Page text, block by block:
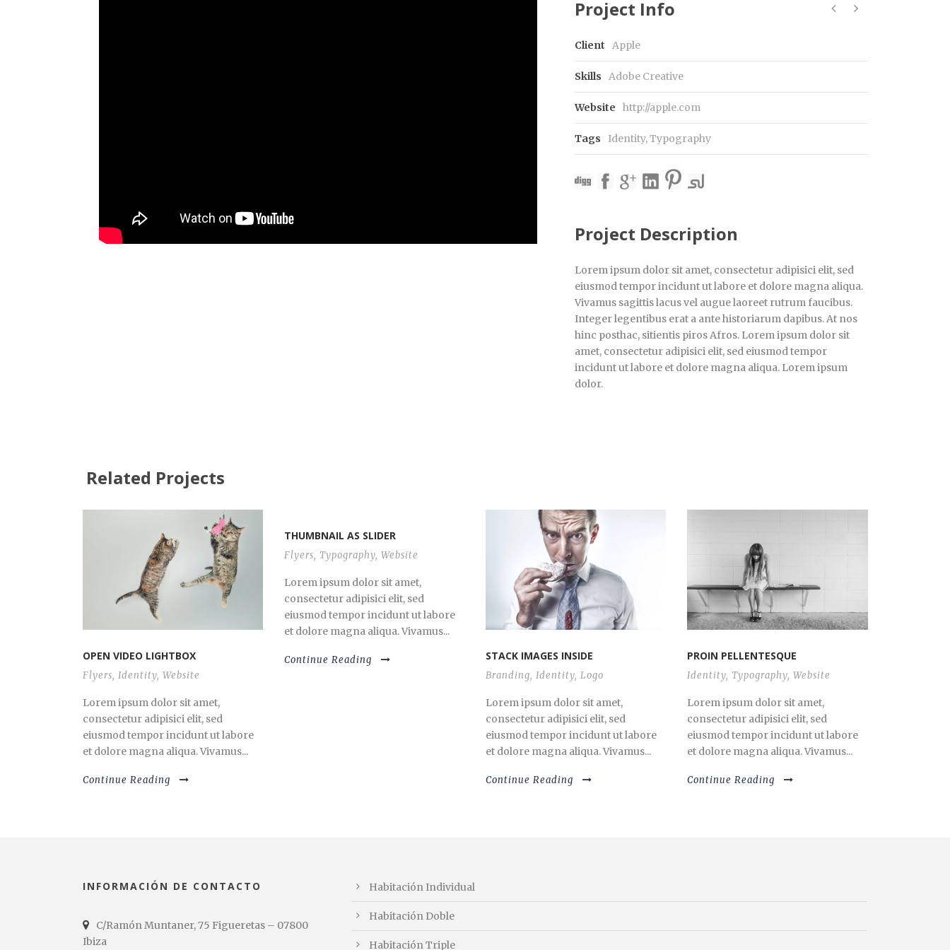
Project Info
Client Apple
Skills Adobe Creative
Website http://apple.com
Tags Identity,Typography
Project Description
Lorem ipsum dolor sit amet, consectetur adipisici elit, sed
eiusmod tempor incidunt ut labore et dolore magna aliqua.
Vivamus sagittis lacus vel augue laoreet rutrum faucibus.
Integer legentibus erat a ante historiarum dapibus. At nos
hinc posthac, sitientis piros Afros. Lorem ipsum dolor sit
amet, consectetur adipisici elit, sed eiusmod tempor
incidunt ut labore et dolore magna aliqua. Lorem ipsum
dolor.
Related Projects
OPEN VIDEO LIGHTBOX
Flyers, Identity, Website
Lorem ipsum dolor sit amet,
consectetur adipisici elit, sed
eiusmod tempor incidunt ut labore
et dolore magna aliqua. Vivamus...
Continue Reading
THUMBNAIL AS SLIDER
Flyers, Typography, Website
Lorem ipsum dolor sit amet,
consectetur adipisici elit, sed
eiusmod tempor incidunt ut labore
et dolore magna aliqua. Vivamus...
Continue Reading STACK IMAGES INSIDE
Branding, Identity, Logo
Lorem ipsum dolor sit amet,
consectetur adipisici elit, sed
eiusmod tempor incidunt ut labore
et dolore magna aliqua. Vivamus...
Continue Reading
PROIN PELLENTESQUE
Identity, Typography, Website
Lorem ipsum dolor sit amet,
consectetur adipisici elit, sed
eiusmod tempor incidunt ut labore
et dolore magna aliqua. Vivamus...
Continue Reading
INFORMACIÓN DE CONTACTO
C/Ramón Muntaner, 75 Figueretas – 07800
Ibiza
Habitación Individual
Habitación Doble
Habitación Triple